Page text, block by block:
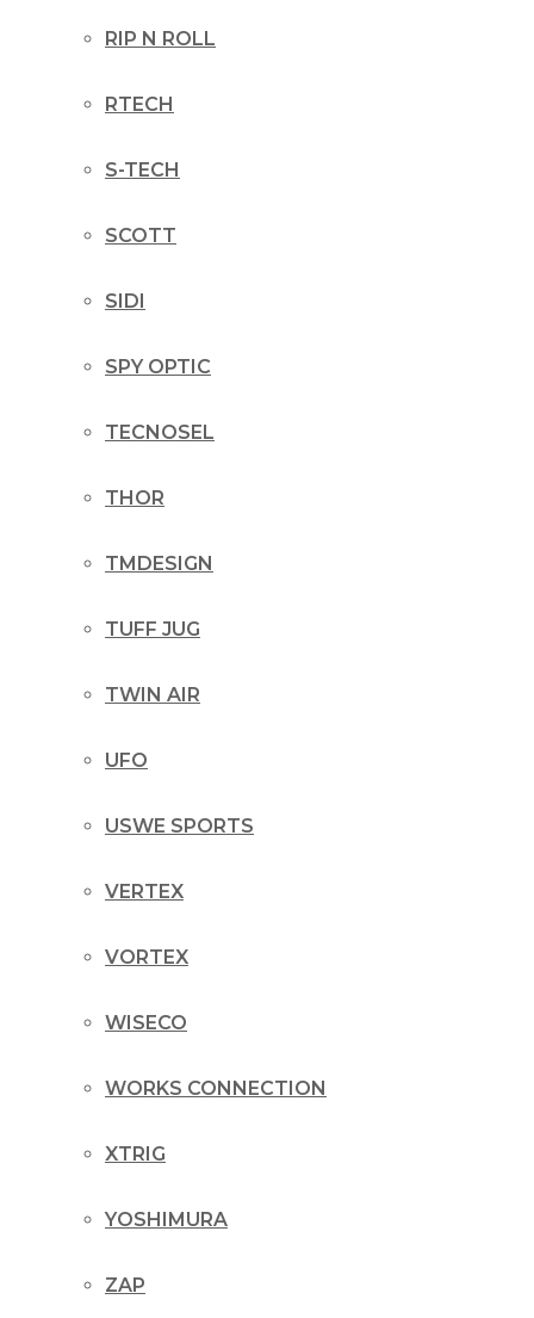
RIP N ROLL
RTECH
S-TECH
SCOTT
SIDI
SPY OPTIC
TECNOSEL
THOR
TMDESIGN
TUFF JUG
TWIN AIR
UFO
USWE SPORTS
VERTEX
VORTEX
WISECO
WORKS CONNECTION
XTRIG
YOSHIMURA
ZAP